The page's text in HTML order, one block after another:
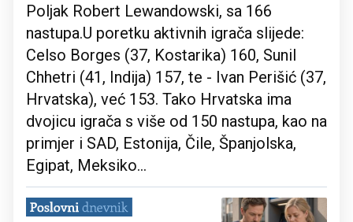
Poljak Robert Lewandowski, sa 166
nastupa.U poretku aktivnih igrača slijede:
Celso Borges (37, Kostarika) 160, Sunil
Chhetri (41, Indija) 157, te - Ivan Perišić (37,
Hrvatska), već 153. Tako Hrvatska ima
dvojicu igrača s više od 150 nastupa, kao na
primjer i SAD, Estonija, Čile, Španjolska,
Egipat, Meksiko...